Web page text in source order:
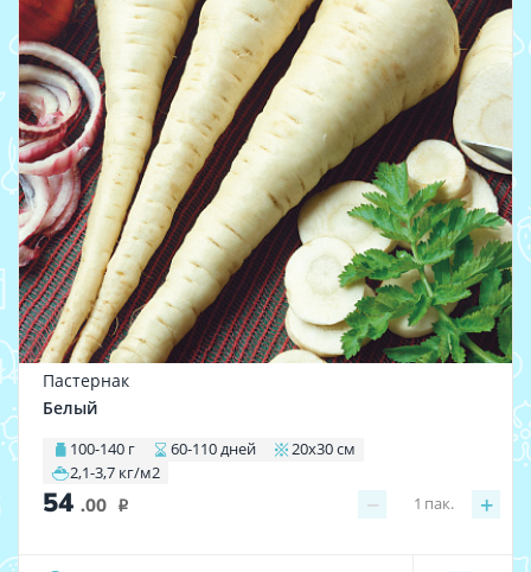
Пастернак
Белый
100-140 г 60-110 дней
20х30 см
2,1-3,7 кг/м2
54 .00 i − +
1 пак.